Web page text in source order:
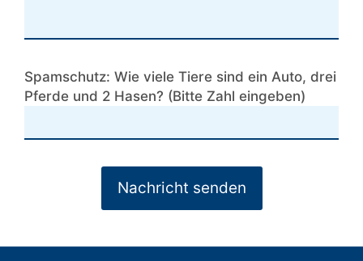
Spamschutz: Wie viele Tiere sind ein Auto, drei
Pferde und 2 Hasen? (Bitte Zahl eingeben)